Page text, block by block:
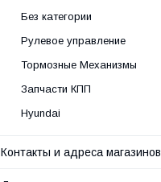
Без категории
Рулевое управление
Тормозные Механизмы
Запчасти КПП
Hyundai
Контакты и адреса магазинов